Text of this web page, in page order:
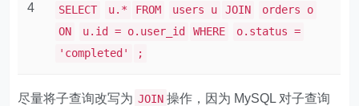
4
SELECT
u.* FROM users u JOIN
orders o
ON
u.id = o.user_id WHERE
o.status =
'completed'
;
尽量将子查询改写为 JOIN 操作，因为 MySQL 对子查询